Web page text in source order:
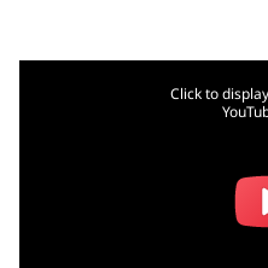
Click to